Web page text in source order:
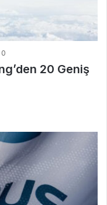
0
20 Geniş